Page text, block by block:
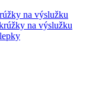
na výslužku
na výslužku